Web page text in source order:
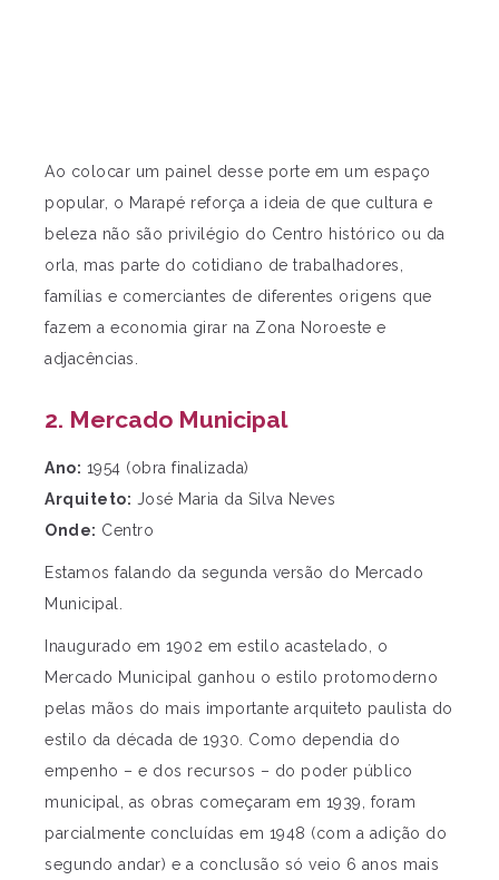
Ao colocar um painel desse porte em um espaço
popular, o Marapé reforça a ideia de que cultura e
beleza não são privilégio do Centro histórico ou da
orla, mas parte do cotidiano de trabalhadores,
famílias e comerciantes de diferentes origens que
fazem a economia girar na Zona Noroeste e
adjacências.
2. Mercado Municipal
Ano: 1954 (obra finalizada)
Arquiteto: José Maria da Silva Neves
Onde: Centro
Estamos falando da segunda versão do Mercado
Municipal.
Inaugurado em 1902 em estilo acastelado, o
Mercado Municipal ganhou o estilo protomoderno
pelas mãos do mais importante arquiteto paulista do
estilo da década de 1930. Como dependia do
empenho – e dos recursos – do poder público
municipal, as obras começaram em 1939, foram
parcialmente concluídas em 1948 (com a adição do
segundo andar) e a conclusão só veio 6 anos mais